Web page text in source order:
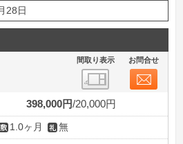
28日
間取り表示 お問合せ
398,000円 20,000円
1.0ヶ月 無